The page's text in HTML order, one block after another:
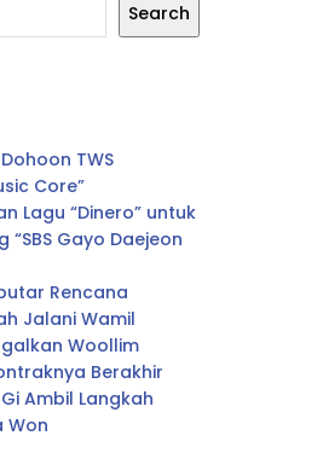
Search
TWS
Core”
Lagu “Dinero” untuk
Gayo Daejeon
Rencana
Jalani Wamil
Woollim
Berakhir
Ambil Langkah
Won